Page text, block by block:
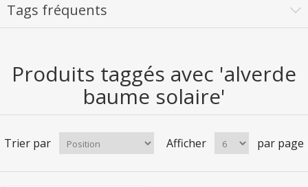
Tags fréquents
Produits taggés avec 'alverde
baume solaire'
Trier par Afficher par page